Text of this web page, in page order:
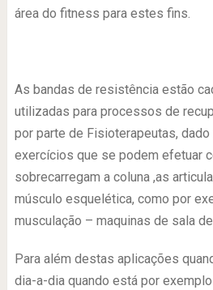
área do fitness para estes fins.
As bandas de resistência estão
utilizadas para processos de
por parte de Fisioterapeutas,
exercícios que se podem efetuar
sobrecarregam a coluna ,as
músculo esquelética, como por
musculação – maquinas de sala
Para além destas aplicações
dia-a-dia quando está por